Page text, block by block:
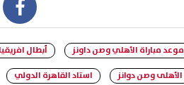
موعد مباراة الأهلي وصن داونز أبطال افريقيا
الأهلى وصن دوانز
استاد القاهرة الدولي